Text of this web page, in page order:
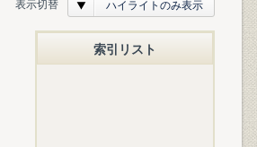
表示切替 ハイライトのみ表示
索引リスト